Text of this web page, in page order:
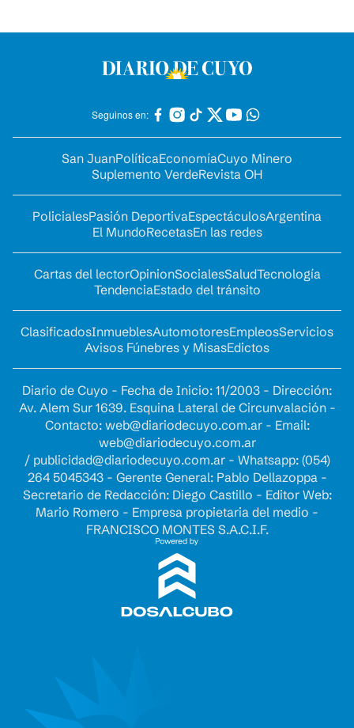
Seguinos en:
San JuanPolíticaEconomíaCuyo Minero
Suplemento VerdeRevista OH
PolicialesPasión DeportivaEspectáculosArgentina
El MundoRecetasEn las redes
Cartas del lectorOpinionSocialesSaludTecnología
TendenciaEstado del tránsito
ClasificadosInmueblesAutomotoresEmpleosServicios
Avisos Fúnebres y MisasEdictos
Diario de Cuyo - Fecha de Inicio: 11/2003 - Dirección:
Av. Alem Sur 1639. Esquina Lateral de Circunvalación -
Contacto: web@diariodecuyo.com.ar- Email:
web@diariodecuyo.com.ar
/ publicidad@diariodecuyo.com.ar- Whatsapp: (054)
264 5045343 - Gerente General: Pablo Dellazoppa -
Secretario de Redacción: Diego Castillo - Editor Web:
Mario Romero - Empresa propietaria del medio -
FRANCISCO MONTES S.A.C.I.F.